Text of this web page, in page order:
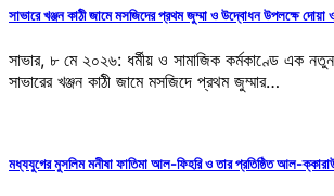
সাভারে খঞ্জন কাঠী জামে মসজিদের প্রথম জুম্মা ও উদ্বোধন উপলক্ষে
সাভার, ৮ মে ২০২৬: ধর্মীয় ও সামাজিক কর্মকাণ্ডে এক
সাভারের খঞ্জন কাঠী জামে মসজিদে প্রথম জুম্মার…
মধ্যযুগের মুসলিম মনীষা ফাতিমা আল-ফিহরি ও তার প্রতিষ্ঠিত আল-